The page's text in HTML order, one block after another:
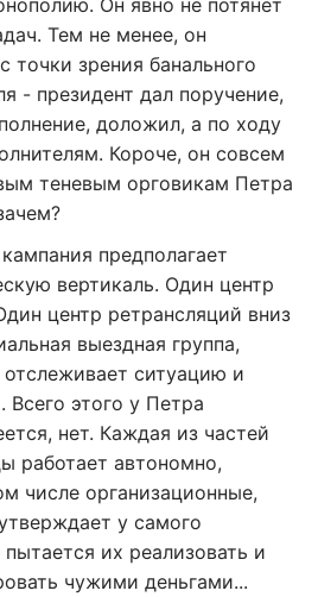
Он явно не потянет
Тем не менее, он
точки зрения банального
- президент дал поручение,
доложил, а по ходу
Короче, он совсем
теневым орговикам Петра
предполагает
вертикаль. Один центр
центр ретрансляций вниз
выездная группа,
ситуацию и
Всего этого у Петра
нет. Каждая из частей
работает автономно,
числе организационные,
у самого
их реализовать и
чужими деньгами...